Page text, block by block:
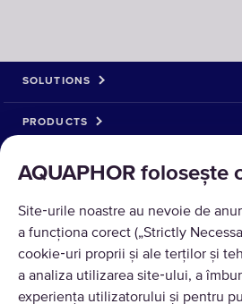
AQUAPHOR folosește
Site‑urile noastre au nevoie de
a funcționa corect („Strictly
cookie‑uri proprii și ale terților și
a analiza utilizarea site‑ului, a
experiența utilizatorului și pentru
SOLUTIONS
PRODUCTS
ABOUT US
ACCEPTAM ACHITARE